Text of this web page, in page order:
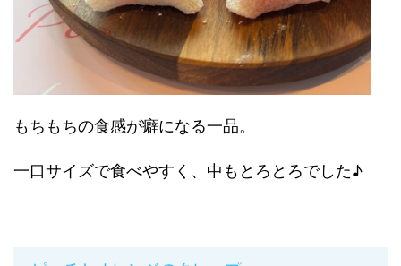
もちもちの食感が癖になる一品。
一口サイズで食べやすく、中もとろとろでした♪